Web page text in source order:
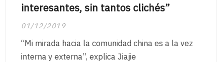
interesantes, sin tantos clichés”
01/12/2019
“Mi mirada hacia la comunidad china es a la vez
interna y externa”, explica Jiajie